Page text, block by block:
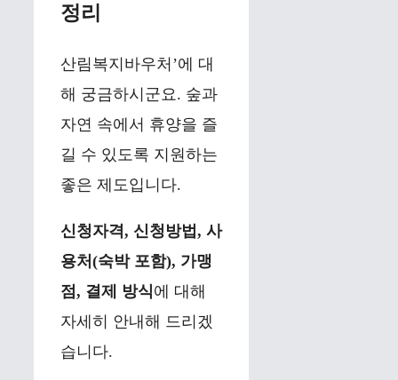
정리
산림복지바우처’에 대
해 궁금하시군요. 숲과
자연 속에서 휴양을 즐
길 수 있도록 지원하는
좋은 제도입니다.
신청자격, 신청방법, 사
용처(숙박 포함), 가맹
점, 결제 방식에 대해
자세히 안내해 드리겠
습니다.